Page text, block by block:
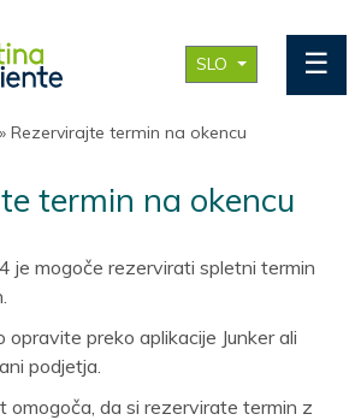
SLO ☰
» Rezervirajte termin na okencu
termin na okencu
je mogoče rezervirati spletni termin
opravite preko aplikacije Junker ali
podjetja.
omogoča, da si rezervirate termin z